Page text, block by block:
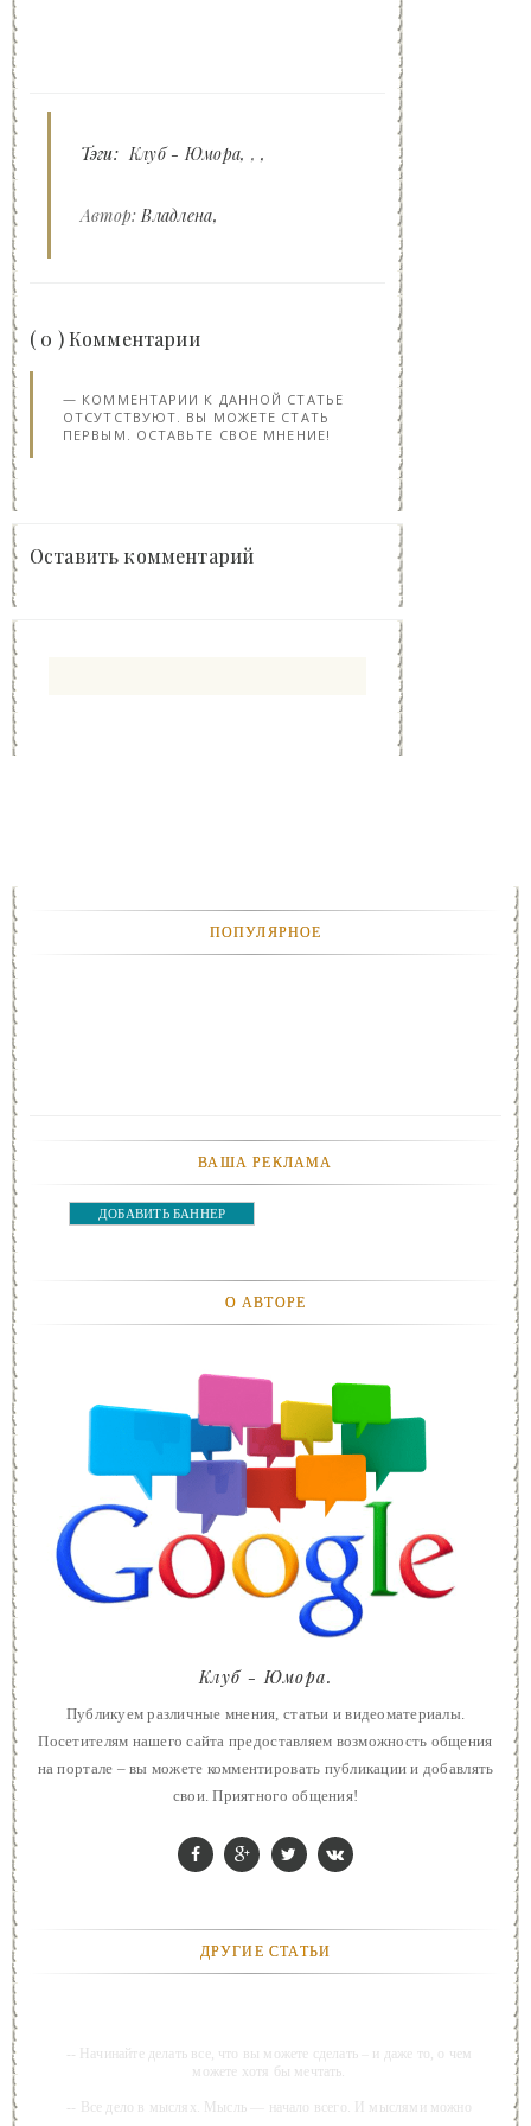
Тэги: Клуб - Юмора ,
Автор:Владлена
( 0 ) Комментарии
КОММЕНТАРИИ К ДАННОЙ СТАТЬЕ
ОТСУТСТВУЮТ. ВЫ МОЖЕТЕ СТАТЬ
ПЕРВЫМ. ОСТАВЬТЕ СВОЕ МНЕНИЕ!
Оставить комментарий
ПОПУЛЯРНОЕ
ВАША РЕКЛАМА
ДОБАВИТЬ БАННЕР
О АВТОРЕ
Клуб - Юмора.
Публикуем различные мнения, статьи и видеоматериалы.
Посетителям нашего сайта предоставляем возможность общения
на портале – вы можете комментировать публикации и добавлять
свои. Приятного общения!
ДРУГИЕ СТАТЬИ
-- Начинайте делать все, что вы можете сделать – и даже то, о чем
можете хотя бы мечтать.
-- Все дело в мыслях. Мысль — начало всего. И мыслями можно